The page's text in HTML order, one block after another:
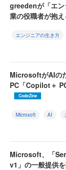
greedenが「エン
業の役職者が抱
エンジニアの生き方
MicrosoftがAIの
PC「Copilot＋
CodeZine
Microsoft AI
Microsoft、「
v1」の一般提供